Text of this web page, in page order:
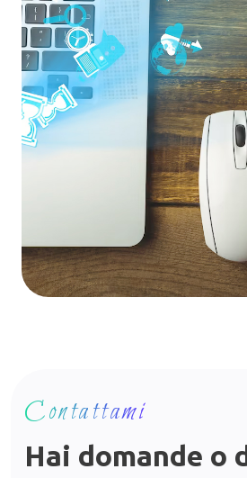
Contattami
Hai domande o